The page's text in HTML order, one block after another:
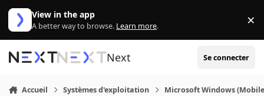
Aller au contenu
View in the app
A better way to browse. Learn more. ×
Next Se connecter
Accueil Systèmes d'exploitation Microsoft Windows